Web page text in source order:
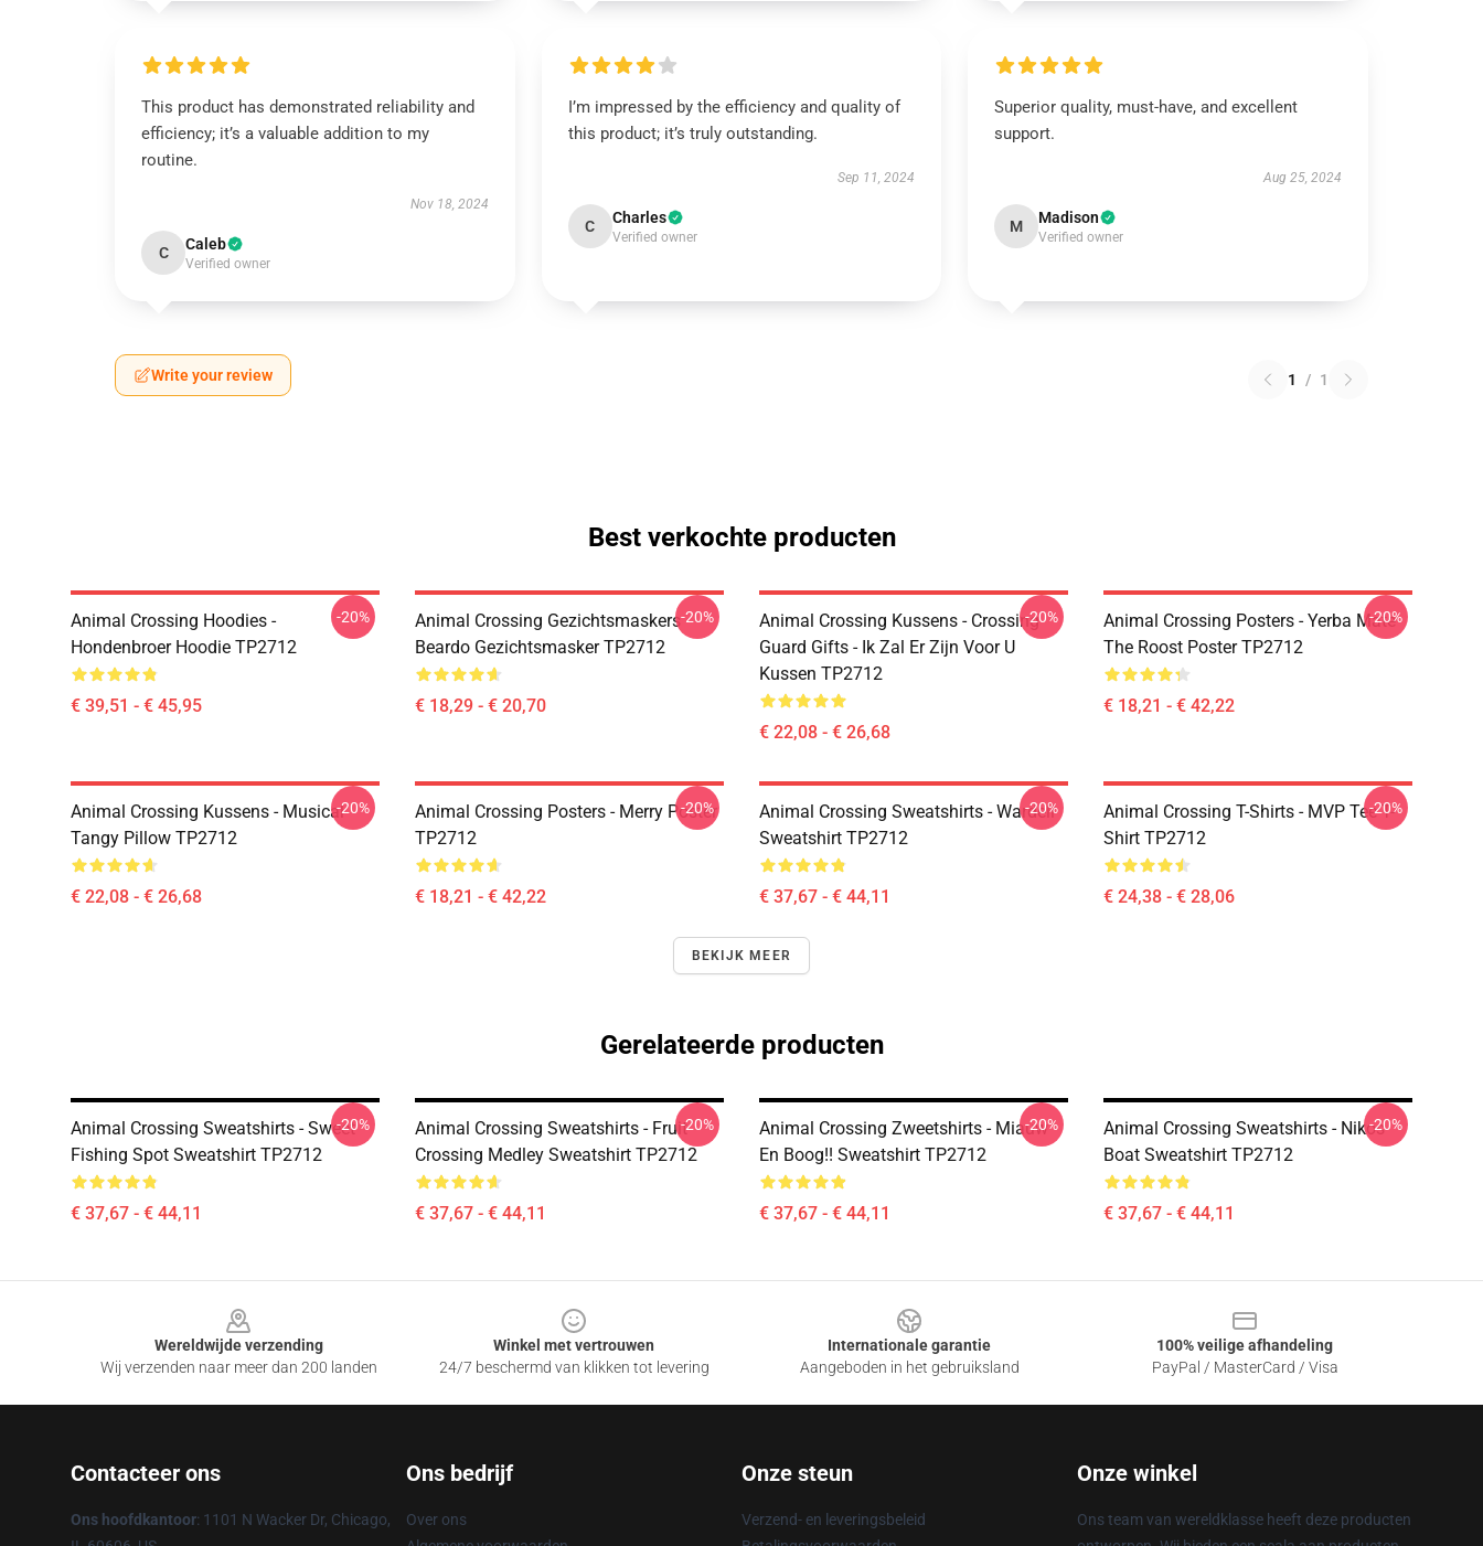
This product has demonstrated reliability and
efficiency; it’s a valuable addition to my
routine.
Nov 18, 2024
C Caleb
Verified owner
I’m impressed by the efficiency and quality of
this product; it’s truly outstanding.
Sep 11, 2024
C Charles
Verified owner
Superior quality, must-have, and excellent
support.
Aug 25, 2024
M Madison
Verified owner
Write your review 1 / 1
Best verkochte producten
Animal Crossing Hoodies -
Hondenbroer Hoodie TP2712
€ 39,51 - € 45,95
-20%
Animal Crossing Gezichtsmaskers -
Beardo Gezichtsmasker TP2712
€ 18,29 - € 20,70
-20%
Animal Crossing Kussens - Crossing
Guard Gifts - Ik Zal Er Zijn Voor U
Kussen TP2712
€ 22,08 - € 26,68
-20%
Animal Crossing Posters - Yerba Mate
The Roost Poster TP2712
€ 18,21 - € 42,22
-20%
Animal Crossing Kussens - Musical
Tangy Pillow TP2712
€ 22,08 - € 26,68
-20%
Animal Crossing Posters - Merry Poster
TP2712
€ 18,21 - € 42,22
-20%
Animal Crossing Sweatshirts - Wardell
Sweatshirt TP2712
€ 37,67 - € 44,11
-20%
Animal Crossing T-Shirts - MVP Tee T-
Shirt TP2712
€ 24,38 - € 28,06
-20%
BEKIJK MEER
Gerelateerde producten
Animal Crossing Sweatshirts - Sweet
Fishing Spot Sweatshirt TP2712
€ 37,67 - € 44,11
-20%
Animal Crossing Sweatshirts - Fruit
Crossing Medley Sweatshirt TP2712
€ 37,67 - € 44,11
-20%
Animal Crossing Zweetshirts - Miauw
En Boog!! Sweatshirt TP2712
€ 37,67 - € 44,11
-20%
Animal Crossing Sweatshirts - Nikos
Boat Sweatshirt TP2712
€ 37,67 - € 44,11
-20%
Wereldwijde verzending
Wij verzenden naar meer dan 200 landen
Winkel met vertrouwen
24/7 beschermd van klikken tot levering
Internationale garantie
Aangeboden in het gebruiksland
100% veilige afhandeling
PayPal / MasterCard / Visa
Contacteer ons
Ons hoofdkantoor: 1101 N Wacker Dr, Chicago,
Ons bedrijf
Over ons
Onze steun
Verzend- en leveringsbeleid
Onze winkel
Ons team van wereldklasse heeft deze producten